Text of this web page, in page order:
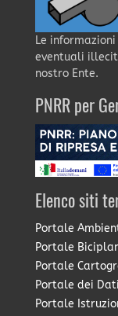
Le
eventuali
nostro Ente.
PNRR per
Elenco siti
Portale
Portale
Portale
Portale dei
Portale